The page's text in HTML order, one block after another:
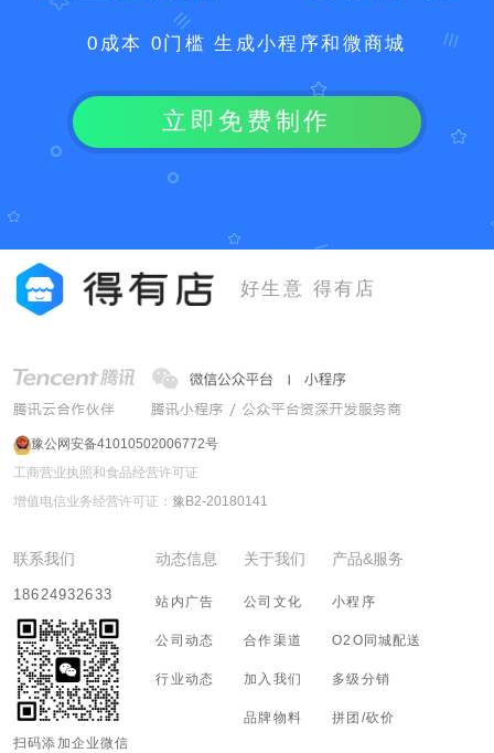
0成本 0门槛 生成小程序和微商城
立即免费制作
好生意 得有店
豫公网安备41010502006772号
工商营业执照和食品经营许可证
增值电信业务经营许可证： 豫B2-20180141
联系我们
18624932633
扫码添加企业微信
动态信息
站内广告
公司动态
行业动态
关于我们
公司文化
合作渠道
加入我们
品牌物料
产品&服务
小程序
O2O同城配送
多级分销
拼团/砍价